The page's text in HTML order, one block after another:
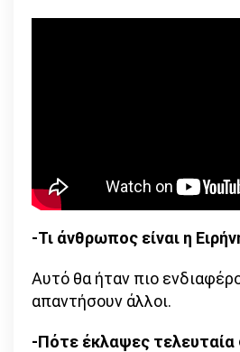
-Τι άνθρωπος είναι η
Αυτό θα ήταν πιο
απαντήσουν άλλοι.
-Πότε έκλαψες